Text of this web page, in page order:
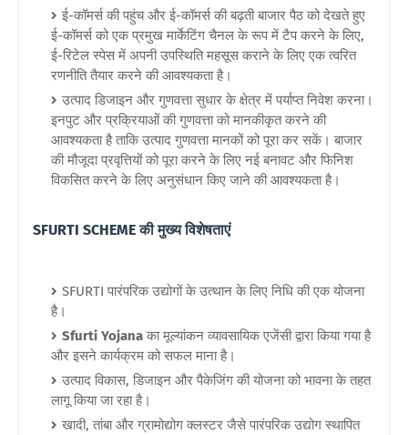
ई-कॉमर्स की पहुंच और ई-कॉमर्स की बढ़ती बाजार पैठ को देखते हुए
ई-कॉमर्स को एक प्रमुख मार्केटिंग चैनल के रूप में टैप करने के लिए,
ई-रिटेल स्पेस में अपनी उपस्थिति महसूस कराने के लिए एक त्वरित
रणनीति तैयार करने की आवश्यकता है।
उत्पाद डिजाइन और गुणवत्ता सुधार के क्षेत्र में पर्याप्त निवेश करना।
इनपुट और प्रक्रियाओं की गुणवत्ता को मानकीकृत करने की
आवश्यकता है ताकि उत्पाद गुणवत्ता मानकों को पूरा कर सकें। बाजार
की मौजूदा प्रवृत्तियों को पूरा करने के लिए नई बनावट और फिनिश
विकसित करने के लिए अनुसंधान किए जाने की आवश्यकता है।
SFURTI SCHEME की मुख्य विशेषताएं
SFURTI पारंपरिक उद्योगों के उत्थान के लिए निधि की एक योजना
है।
Sfurti Yojana का मूल्यांकन व्यावसायिक एजेंसी द्वारा किया गया है
और इसने कार्यक्रम को सफल माना है।
उत्पाद विकास, डिजाइन और पैकेजिंग की योजना को भावना के तहत
लागू किया जा रहा है।
खादी, तांबा और ग्रामोद्योग क्लस्टर जैसे पारंपरिक उद्योग स्थापित